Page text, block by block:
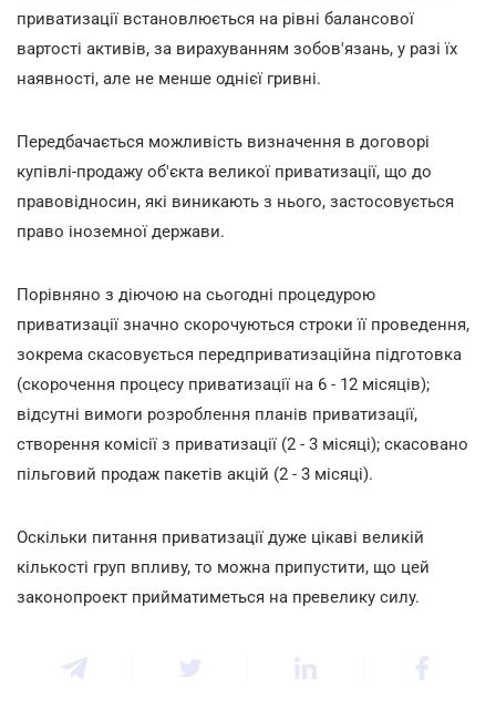
приватизації встановлюється на рівні балансової
вартості активів, за вирахуванням зобов'язань, у разі їх
наявності, але не менше однієї гривні.
Передбачається можливість визначення в договорі
купівлі-продажу об'єкта великої приватизації, що до
правовідносин, які виникають з нього, застосовується
право іноземної держави.
Порівняно з діючою на сьогодні процедурою
приватизації значно скорочуються строки її проведення,
зокрема скасовується передприватизаційна підготовка
(скорочення процесу приватизації на 6 - 12 місяців);
відсутні вимоги розроблення планів приватизації,
створення комісії з приватизації (2 - 3 місяці); скасовано
пільговий продаж пакетів акцій (2 - 3 місяці).
Оскільки питання приватизації дуже цікаві великій
кількості груп впливу, то можна припустити, що цей
законопроект прийматиметься на превелику силу.